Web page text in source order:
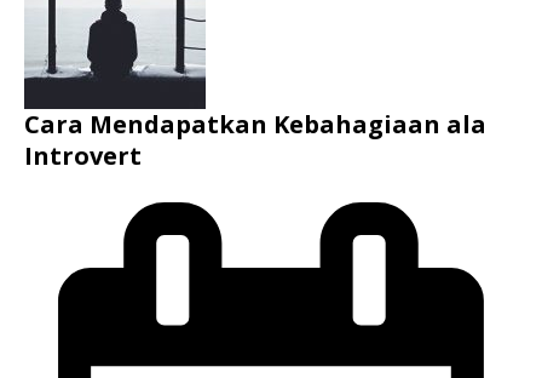
Cara Mendapatkan Kebahagiaan ala
Introvert